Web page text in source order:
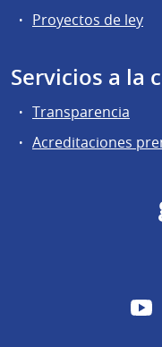
Proyectos de ley
Servicios a la
Transparencia
Acreditaciones